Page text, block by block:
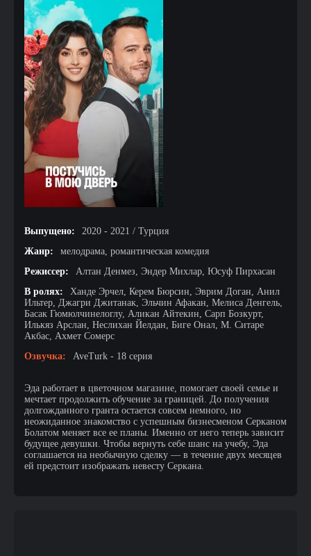
Выпущено:
2020 - 2021 / Турция
Жанр:
мелодрама, романтическая комедия
Режиссер:
Алтан Денмез, Эндер Михлар, Юсуф Пирхасан
В ролях:
Ханде Эрчел, Керем Бюрсин, Эврим Доган, Анил
Ильтер, Джагри Джитанак, Эльчин Афакан, Мелиса Денгель,
Басак Гюмюлчинелоглу, Аликан Айтекин, Сарп Бозкурт,
Илькяз Арслан, Неслихан Йелдан, Биге Онал, М. Ситаре
Акбас, Ахмет Сомерс
Озвучка:
AveTurk - 18 серия
Эда работает в цветочном магазине, помогает своей семье и
мечтает продолжить обучение за границей. До получения
долгожданного гранта остается совсем немного, но
неожиданное знакомство с успешным бизнесменом Серканом
Болатом меняет все ее планы. Именно от него теперь зависит
будущее девушки. Чтобы вернуть себе шанс на учебу, Эда
соглашается на необычную сделку — в течение двух месяцев
ей предстоит изображать невесту Серкана.